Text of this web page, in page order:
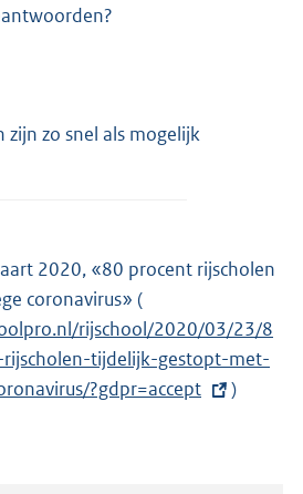
zijn zo snel als mogelijk
2020, «80 procent rijscholen
coronavirus» (
x
t
e
rijschool/2020/03/23/8
tijdelijk-gestopt-met-
?gdpr=accept
)